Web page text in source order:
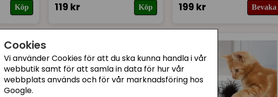
Cookies
Vi använder Cookies för att du ska kunna handla i vår
webbutik samt för att samla in data för hur vår
webbplats används och för vår marknadsföring hos
Google.
Köp 119 kr Köp 199 kr Bevaka